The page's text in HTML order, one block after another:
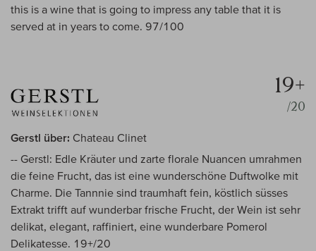
this is a wine that is going to impress any table that it is
served at in years to come. 97/100
19+
/20
Gerstl über: Chateau Clinet
-- Gerstl: Edle Kräuter und zarte florale Nuancen umrahmen
die feine Frucht, das ist eine wunderschöne Duftwolke mit
Charme. Die Tannnie sind traumhaft fein, köstlich süsses
Extrakt trifft auf wunderbar frische Frucht, der Wein ist sehr
delikat, elegant, raffiniert, eine wunderbare Pomerol
Delikatesse. 19+/20